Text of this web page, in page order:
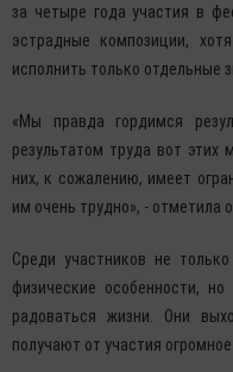
за четыре года участия в
эстрадные композиции,
исполнить только отдельные
«Мы правда гордимся
результатом труда вот этих
них, к сожалению, имеет
им очень трудно», - отметила
Среди участников не
физические особенности,
радоваться жизни. Они
получают от участия